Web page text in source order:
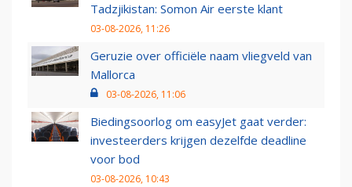
Tadzjikistan: Somon Air eerste klant
03-08-2026, 11:26
Geruzie over officiële naam vliegveld van
Mallorca
03-08-2026, 11:06
Biedingsoorlog om easyJet gaat verder:
investeerders krijgen dezelfde deadline
voor bod
03-08-2026, 10:43